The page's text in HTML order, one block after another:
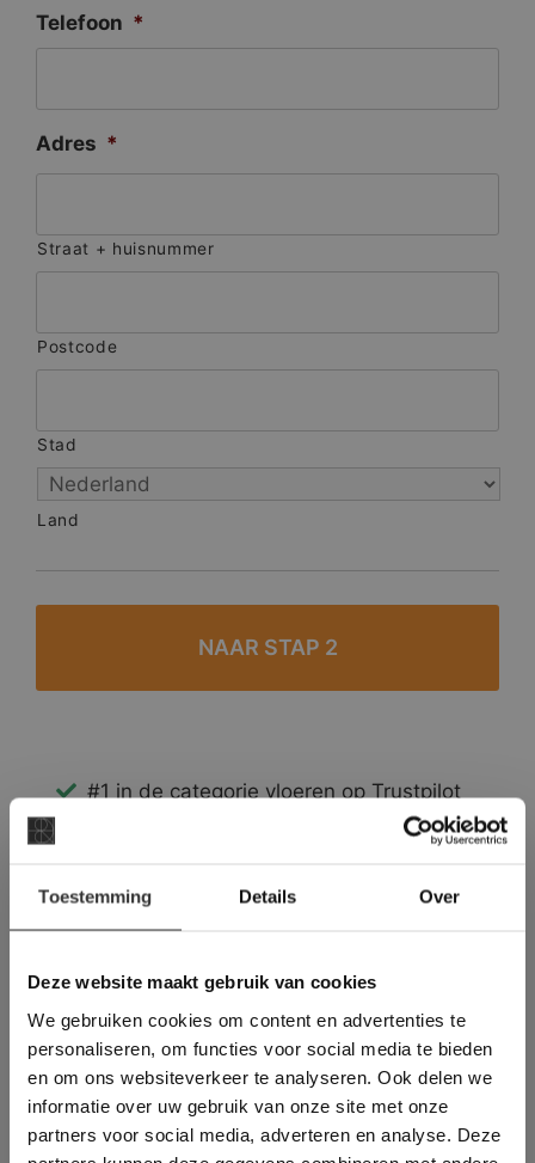
Toestemming Details Over
Deze website maakt gebruik van cookies
We gebruiken cookies om content en advertenties te
personaliseren, om functies voor social media te bieden
en om ons websiteverkeer te analyseren. Ook delen we
informatie over uw gebruik van onze site met onze
partners voor social media, adverteren en analyse. Deze
Telefoon *
Adres *
Straat + huisnummer
Postcode
Stad
Land
#1 in de categorie vloeren op Trustpilot
Binnen 24 uur een passende offerte
Meer dan 500 m2 showroom
Deze website maakt
gebruik van cookies.
This Cookie Banner was deleted and is no
longer working. Please contact the website
administrator.
Deze website gebruikt cookies om de
gebruikerservaring te verbeteren. Door
gebruik te maken van onze website geeft u
toestemming voor alle cookies in
overeenstemming met ons cookiebeleid.Lees
verder